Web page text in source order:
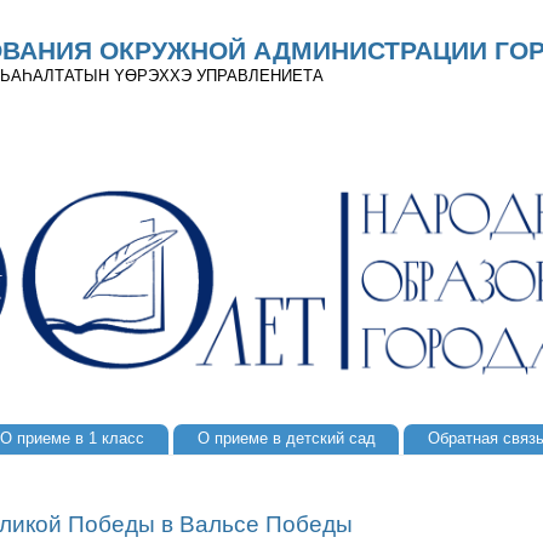
ОКРУЖНОЙ АДМИНИСТРАЦИИ
YӨРЭХХЭ УПРАВЛЕНИЕТА
О приеме в 1 класс О приеме в детский сад Обратная
Победы в Вальсе Победы